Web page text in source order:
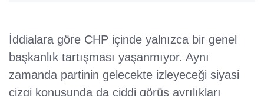
İddialara göre CHP içinde yalnızca bir genel
başkanlık tartışması yaşanmıyor. Aynı
zamanda partinin gelecekte izleyeceği siyasi
çizgi konusunda da ciddi görüş ayrılıkları